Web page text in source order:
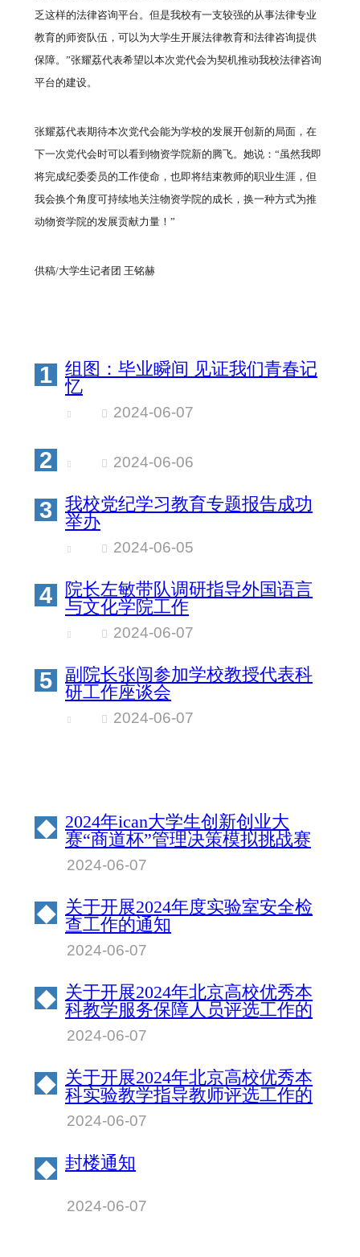
乏这样的法律咨询平台。但是我校有一支较强的从事法律专业
教育的师资队伍，可以为大学生开展法律教育和法律咨询提供
保障。”张耀荔代表希望以本次党代会为契机推动我校法律咨询
平台的建设。
张耀荔代表期待本次党代会能为学校的发展开创新的局面，在
下一次党代会时可以看到物资学院新的腾飞。她说：“虽然我即
将完成纪委委员的工作使命，也即将结束教师的职业生涯，但
我会换个角度可持续地关注物资学院的成长，换一种方式为推
动物资学院的发展贡献力量！”
供稿/大学生记者团 王铭赫
1
组图：毕业瞬间 见证我们青春记
忆
2024-06-07
2 2024-06-06
3
我校党纪学习教育专题报告成功
举办
2024-06-05
4
院长左敏带队调研指导外国语言
与文化学院工作
2024-06-07
5
副院长张闯参加学校教授代表科
研工作座谈会
2024-06-07
◆ 2024年ican大学生创新创业大
赛“商道杯”管理决策模拟挑战赛
北京物资学院校园赛成绩公示
2024-06-07
◆ 关于开展2024年度实验室安全检
查工作的通知
2024-06-07
◆ 关于开展2024年北京高校优秀本
科教学服务保障人员评选工作的
通知
2024-06-07
◆ 关于开展2024年北京高校优秀本
科实验教学指导教师评选工作的
通知
2024-06-07
◆ 封楼通知
2024-06-07